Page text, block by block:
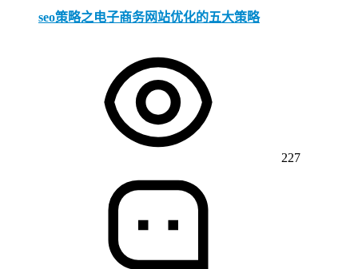
seo策略之电子商务网站优化的五大策略
227